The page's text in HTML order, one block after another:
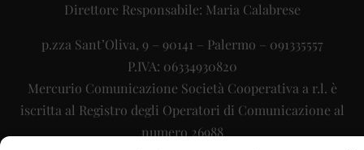
Direttore Responsabile: Maria Calabrese
p.zza Sant’Oliva, 9 – 90141 – Palermo – 091335557
P.IVA: 06334930820
Mercurio Comunicazione Società Cooperativa a r.l. è
iscritta al Registro degli Operatori di Comunicazione al
numero 26988